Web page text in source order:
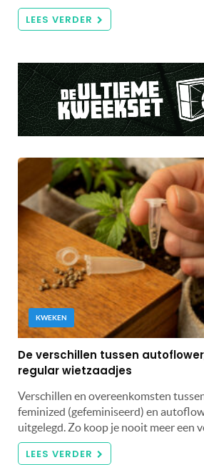
LEES VERDER
KWEKEN
De verschillen tussen
regular wietzaadjes
Verschillen en overeenkomsten
feminized (gefeminiseerd) en
uitgelegd. Zo koop je nooit meer een
LEES VERDER